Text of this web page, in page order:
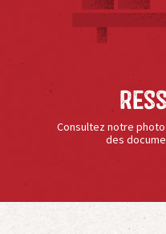
Consultez notre
des